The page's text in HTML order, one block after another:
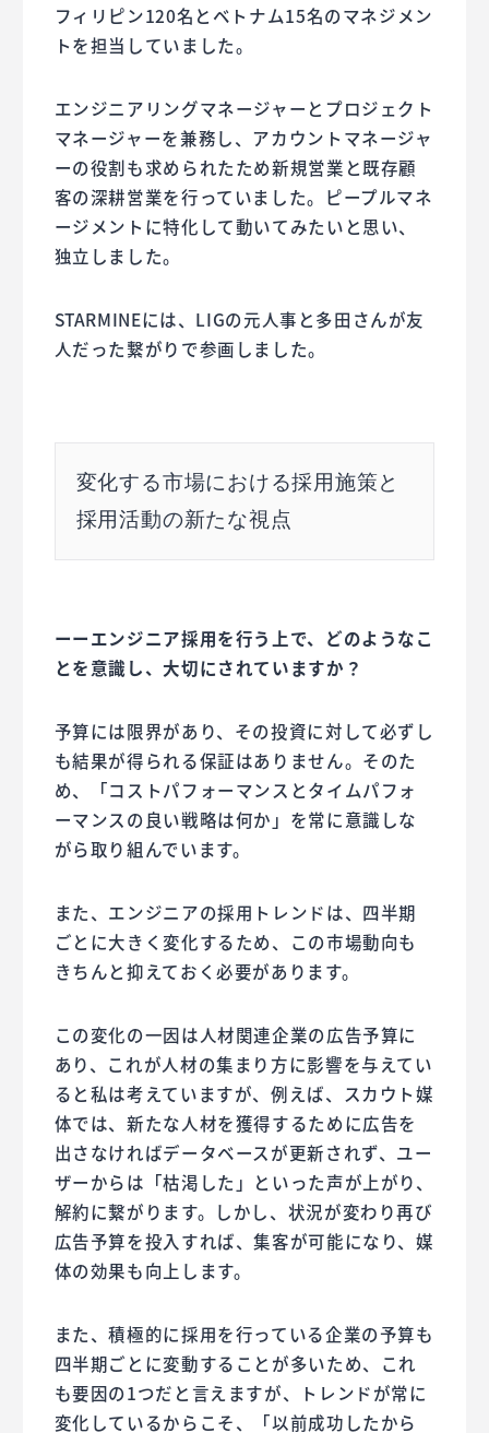
フィリピン120名とベトナム15名のマネジメン
トを担当していました。
エンジニアリングマネージャーとプロジェクト
マネージャーを兼務し、アカウントマネージャ
ーの役割も求められたため新規営業と既存顧
客の深耕営業を行っていました。ピープルマネ
ージメントに特化して動いてみたいと思い、
独立しました。
STARMINEには、LIGの元人事と多田さんが友
人だった繋がりで参画しました。
変化する市場における採用施策と
採用活動の新たな視点
ーーエンジニア採用を行う上で、どのようなこ
とを意識し、大切にされていますか？
予算には限界があり、その投資に対して必ずし
も結果が得られる保証はありません。そのた
め、「コストパフォーマンスとタイムパフォ
ーマンスの良い戦略は何か」を常に意識しな
がら取り組んでいます。
また、エンジニアの採用トレンドは、四半期
ごとに大きく変化するため、この市場動向も
きちんと抑えておく必要があります。
この変化の一因は人材関連企業の広告予算に
あり、これが人材の集まり方に影響を与えてい
ると私は考えていますが、例えば、スカウト媒
体では、新たな人材を獲得するために広告を
出さなければデータベースが更新されず、ユー
ザーからは「枯渇した」といった声が上がり、
解約に繋がります。しかし、状況が変わり再び
広告予算を投入すれば、集客が可能になり、媒
体の効果も向上します。
また、積極的に採用を行っている企業の予算も
四半期ごとに変動することが多いため、これ
も要因の1つだと言えますが、トレンドが常に
変化しているからこそ、「以前成功したから